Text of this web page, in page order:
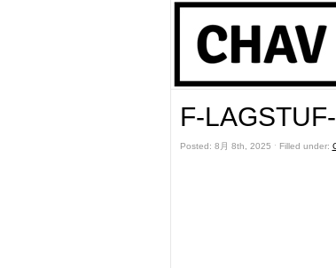
F-
Posted: 8月 8th, 2025 ˑ Filled under: